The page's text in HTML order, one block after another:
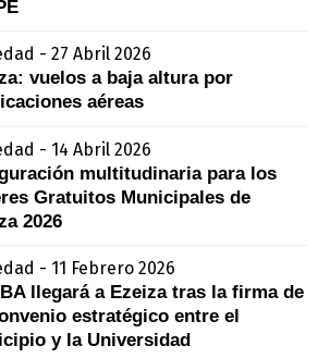
- 27 Abril 2026
vuelos a baja altura por
aéreas
- 14 Abril 2026
multitudinaria para los
Gratuitos Municipales de
2026
- 11 Febrero 2026
llegará a Ezeiza tras la firma de
estratégico entre el
y la Universidad